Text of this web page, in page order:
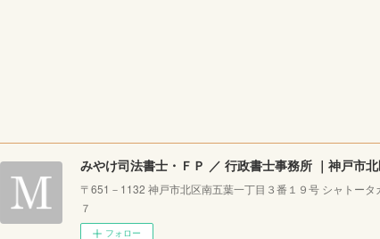
〒651－1132 神戸市北区南五葉一丁目３番１９号 シャトータ
７
フォロー